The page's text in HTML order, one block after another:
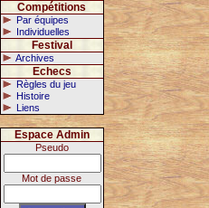
Compétitions
Par équipes
Individuelles
Festival
Archives
Echecs
Règles du jeu
Histoire
Liens
Espace Admin
Pseudo
Mot de passe